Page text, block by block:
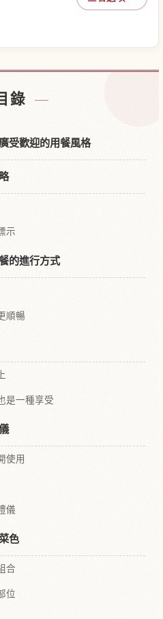
錄
受歡迎的用餐風格
示
的進行方式
順暢
是一種享受
使用
儀
色
合
位